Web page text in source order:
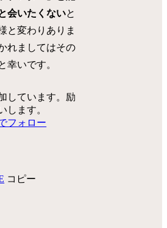
会いたくないと
と変わりありま
れましてはその
幸いです。
しています。励
します。
フォロー
コピー